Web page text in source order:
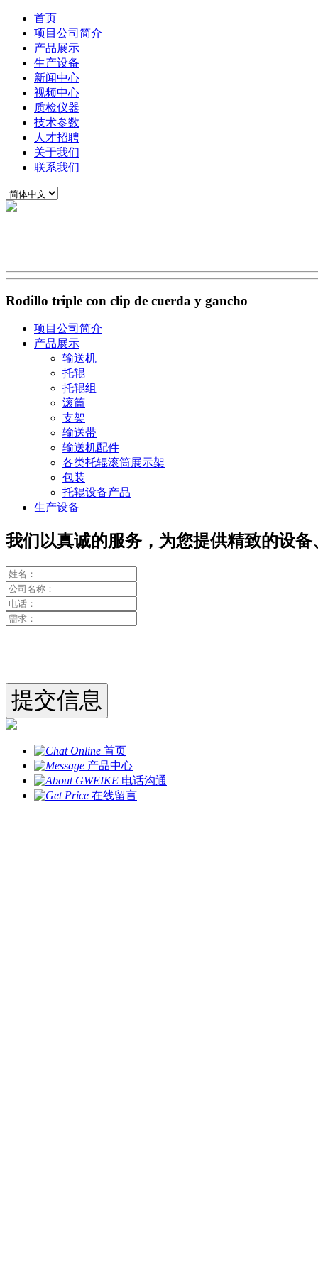
首页
项目公司简介
产品展示
生产设备
新闻中心
视频中心
质检仪器
技术参数
人才招聘
关于我们
联系我们
Rodillo triple con clip de cuerda y gancho
项目公司简介
产品展示
输送机
托辊
托辊组
滚筒
支架
输送带
输送机配件
各类托辊滚筒展示架
包装
托辊设备产品
生产设备
我们以真诚的服务，为您提供精致的设
首页
产品中心
电话沟通
在线留言